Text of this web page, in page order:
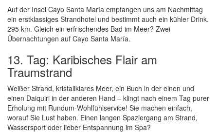
Auf der Insel Cayo Santa María empfangen uns am Nachmittag
ein erstklassiges Strandhotel und bestimmt auch ein kühler Drink.
295 km. Gleich ein erfrischendes Bad im Meer? Zwei
Übernachtungen auf Cayo Santa María.
13. Tag: Karibisches Flair am
Traumstrand
Weißer Strand, kristallklares Meer, ein Buch in der einen und
einen Daiquiri in der anderen Hand – klingt nach einem Tag purer
Erholung mit Rundum-Wohlfühlservice! Sie machen einfach,
worauf Sie Lust haben. Einen langen Spaziergang am Strand,
Wassersport oder lieber Entspannung im Spa?